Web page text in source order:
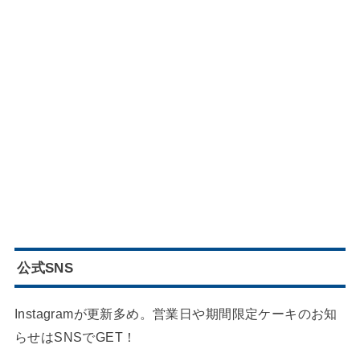
公式SNS
Instagramが更新多め。営業日や期間限定ケーキのお知
らせはSNSでGET！